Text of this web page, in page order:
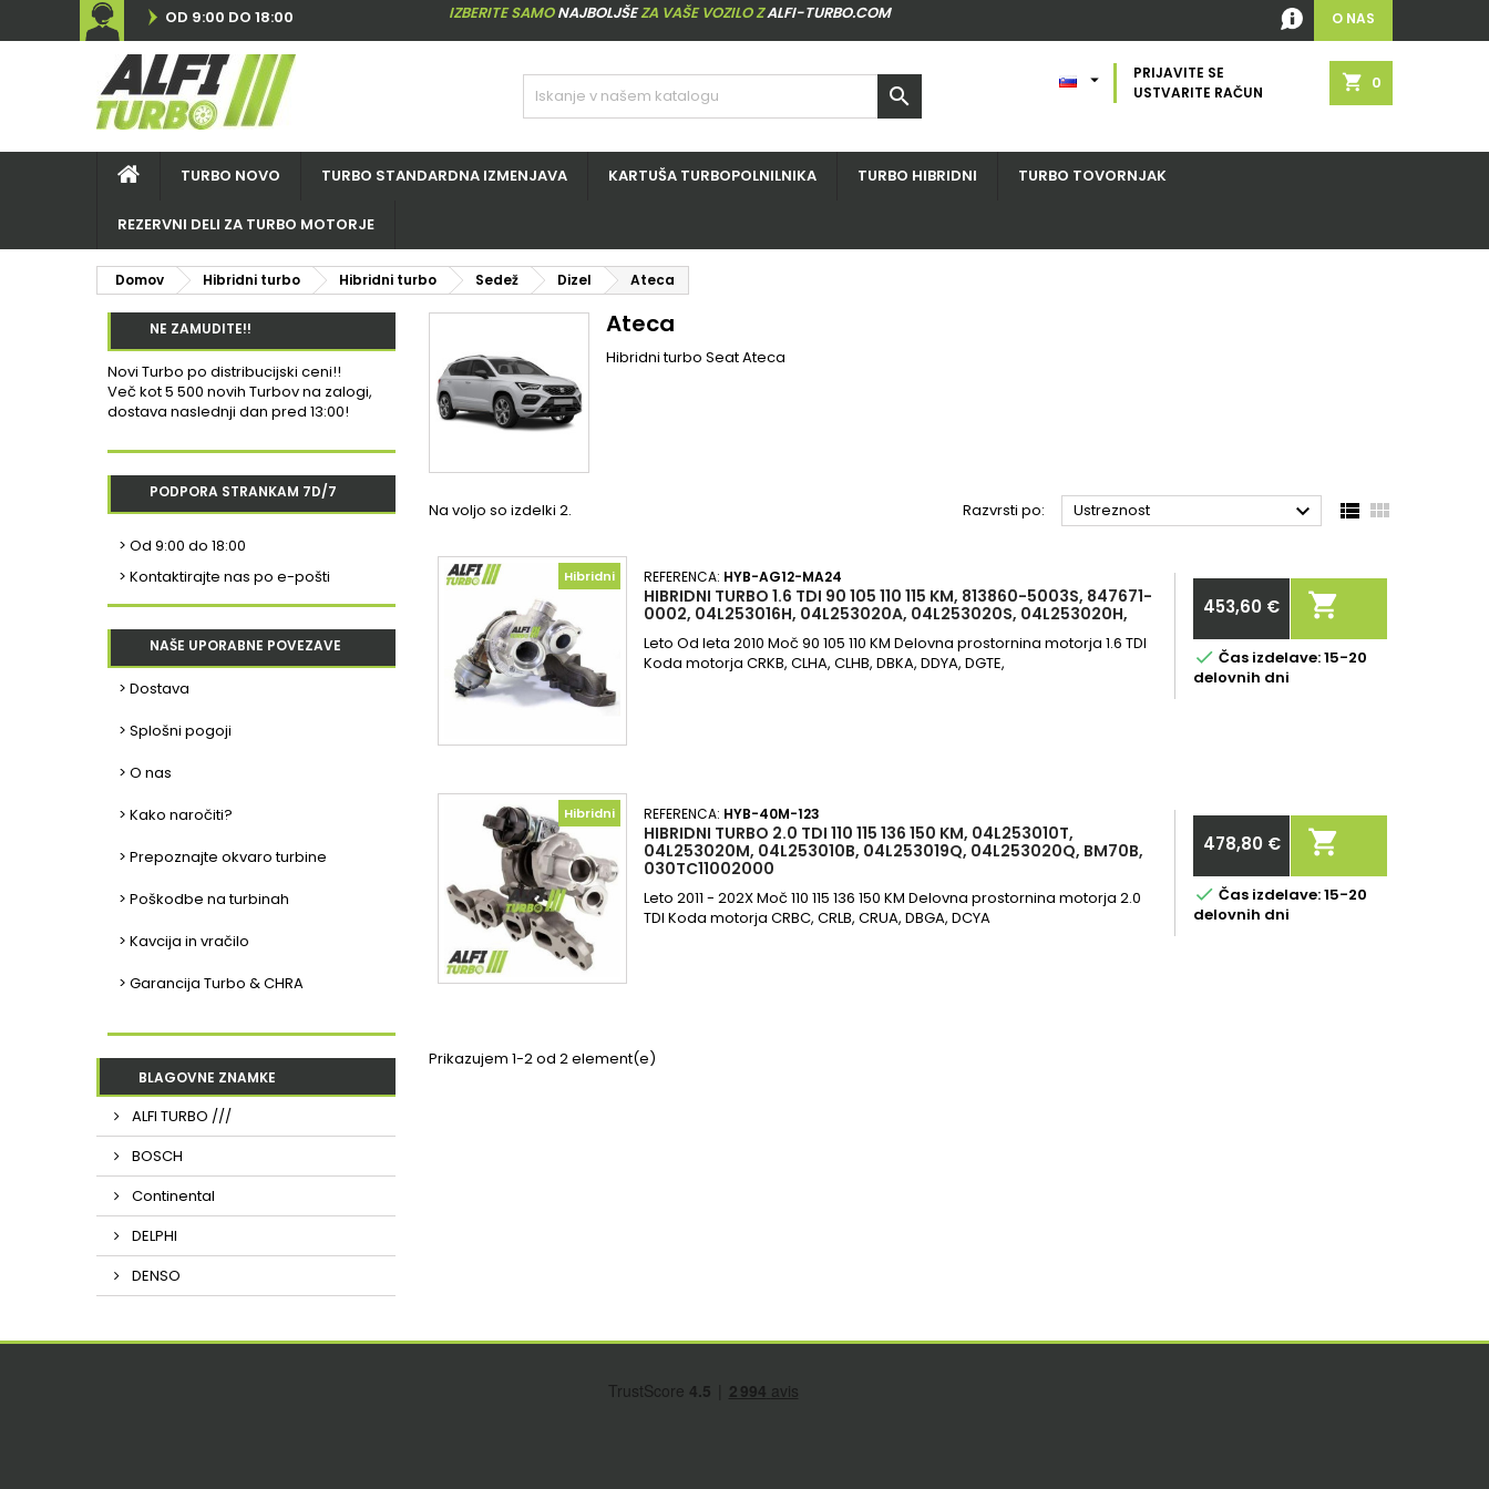
OD 9:00 DO 18:00 IZBERITE SAMONAJBOLJŠEZA VAŠE VOZILO ZALFI-TURBO.COM O NAS
shopping_cart 0
PRIJAVITE SE
USTVARITE RAČUN


TURBO NOVO TURBO STANDARDNA IZMENJAVA KARTUŠA TURBOPOLNILNIKA TURBO HIBRIDNI TURBO TOVORNJAK
REZERVNI DELI ZA TURBO MOTORJE
Domov Hibridni turbo Hibridni turbo Sedež Dizel Ateca
NE ZAMUDITE!!
Novi Turbo po distribucijski ceni!!
Več kot 5 500 novih Turbov na zalogi,
dostava naslednji dan pred 13:00!
PODPORA STRANKAM 7D/7
> Od 9:00 do 18:00
> Kontaktirajte nas po e-pošti
NAŠE UPORABNE POVEZAVE
> Dostava
> Splošni pogoji
> O nas
> Kako naročiti?
> Prepoznajte okvaro turbine
> Poškodbe na turbinah
> Kavcija in vračilo
> Garancija Turbo & CHRA
BLAGOVNE ZNAMKE
ALFI TURBO ///
BOSCH
Continental
DELPHI
DENSO
Ateca
Hibridni turbo Seat Ateca
Na voljo so izdelki 2. Razvrsti po: Ustreznost   
Hibridni REFERENCA: HYB-AG12-MA24
HIBRIDNI TURBO 1.6 TDI 90 105 110 115 KM, 813860-5003S, 847671-
0002, 04L253016H, 04L253020A, 04L253020S, 04L253020H,
Leto Od leta 2010 Moč 90 105 110 KM Delovna prostornina motorja 1.6 TDI
Koda motorja CRKB, CLHA, CLHB, DBKA, DDYA, DGTE,
Cena
453,60 € 
 Čas izdelave: 15-20
delovnih dni
Hibridni REFERENCA: HYB-40M-123
HIBRIDNI TURBO 2.0 TDI 110 115 136 150 KM, 04L253010T,
04L253020M, 04L253010B, 04L253019Q, 04L253020Q, BM70B,
030TC11002000
Leto 2011 - 202X Moč 110 115 136 150 KM Delovna prostornina motorja 2.0
TDI Koda motorja CRBC, CRLB, CRUA, DBGA, DCYA
Cena
478,80 € 
 Čas izdelave: 15-20
delovnih dni
Prikazujem 1-2 od 2 element(e)